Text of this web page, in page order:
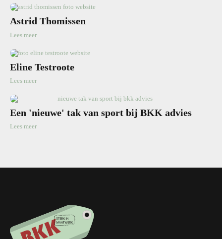
Astrid Thomissen
Lees meer
Eline Testroote
Lees meer
Een 'nieuwe' tak van sport bij BKK advies
Lees meer